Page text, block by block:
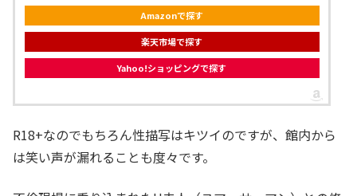
Amazonで探す
楽天市場で探す
Yahoo!ショッピングで探す
R18+なのでもちろん性描写はキツイのですが、館内から
は笑い声が漏れることも度々です。